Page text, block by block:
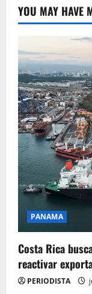
YOU MAY HAVE
PANAMA
Costa Rica
reactivar
PERIODISTA